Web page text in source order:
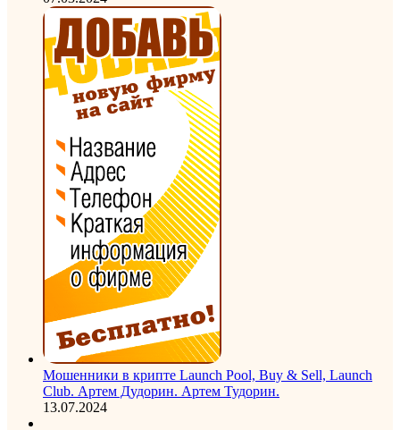
Мошенники в крипте Launch Pool, Buy & Sell, Launch
Club. Артем Дудорин. Артем Тудорин.
13.07.2024